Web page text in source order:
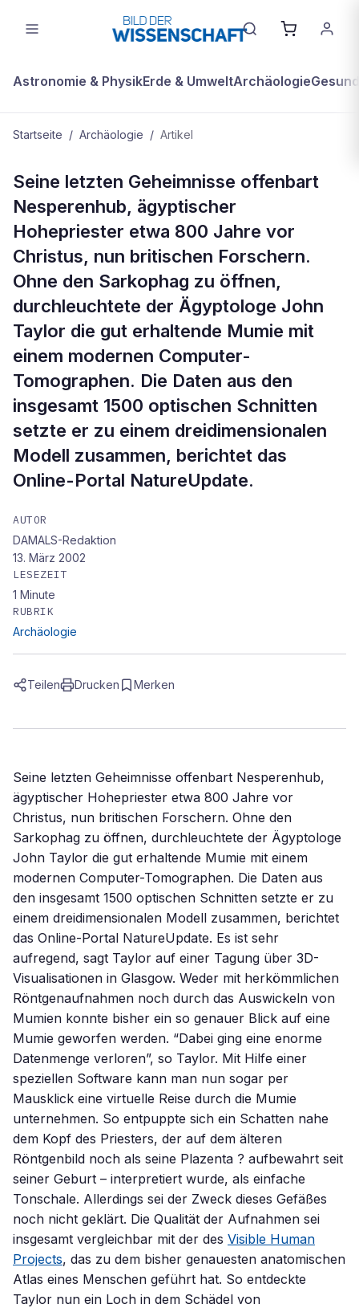
Astronomie & PhysikErde & UmweltArchäologie
Startseite / Archäologie / Artikel
Dreidimensionaler Einblick in
ägyptische Mumie
Seine letzten Geheimnisse offenbart
Nesperenhub, ägyptischer
Hohepriester etwa 800 Jahre vor
Christus, nun britischen Forschern.
Ohne den Sarkophag zu öffnen,
durchleuchtete der Ägyptologe John
Taylor die gut erhaltende Mumie mit
einem modernen Computer-
Tomographen. Die Daten aus den
insgesamt 1500 optischen Schnitten
setzte er zu einem dreidimensionalen
Modell zusammen, berichtet das
Online-Portal NatureUpdate.
AUTOR
DAMALS-Redaktion
13. März 2002
LESEZEIT
1 Minute
RUBRIK
Archäologie
Teilen Drucken Merken
Seine letzten Geheimnisse offenbart Nesperenhub,
ägyptischer Hohepriester etwa 800 Jahre vor
Christus, nun britischen Forschern. Ohne den
Sarkophag zu öffnen, durchleuchtete der Ägyptologe
John Taylor die gut erhaltende Mumie mit einem
modernen Computer-Tomographen. Die Daten aus
den insgesamt 1500 optischen Schnitten setzte er zu
einem dreidimensionalen Modell zusammen, berichtet
das Online-Portal NatureUpdate. Es ist sehr
aufregend, sagt Taylor auf einer Tagung über 3D-
Visualisationen in Glasgow. Weder mit herkömmlichen
Röntgenaufnahmen noch durch das Auswickeln von
Mumien konnte bisher ein so genauer Blick auf eine
Mumie geworfen werden. “Dabei ging eine enorme
Datenmenge verloren”, so Taylor. Mit Hilfe einer
speziellen Software kann man nun sogar per
Mausklick eine virtuelle Reise durch die Mumie
unternehmen. So entpuppte sich ein Schatten nahe
dem Kopf des Priesters, der auf dem älteren
Röntgenbild noch als seine Plazenta ? aufbewahrt seit
seiner Geburt – interpretiert wurde, als einfache
Tonschale. Allerdings sei der Zweck dieses Gefäßes
noch nicht geklärt. Die Qualität der Aufnahmen sei
insgesamt vergleichbar mit der des Visible Human
Projects, das zu dem bisher genauesten anatomischen
Atlas eines Menschen geführt hat. So entdeckte
Taylor nun ein Loch in dem Schädel von